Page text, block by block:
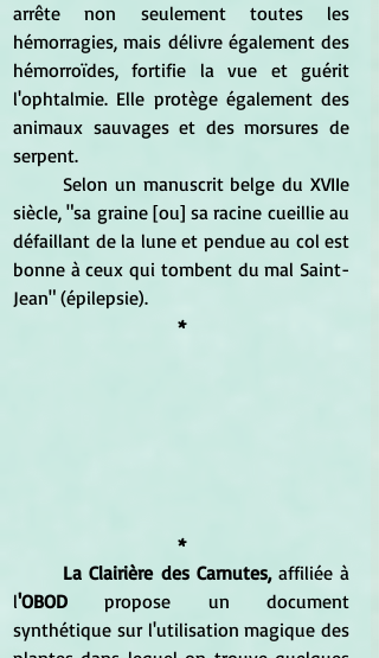
arrête non seulement toutes les
hémorragies, mais délivre également des
hémorroïdes, fortifie la vue et guérit
l'ophtalmie. Elle protège également des
animaux sauvages et des morsures de
serpent.
Selon un manuscrit belge du XVIIe
siècle, "sa graine [ou] sa racine cueillie au
défaillant de la lune et pendue au col est
bonne à ceux qui tombent du mal Saint-
Jean" (épilepsie).
*
*
La Clairière des Carnutes, affiliée à
l'OBOD propose un document
synthétique sur l'utilisation magique des